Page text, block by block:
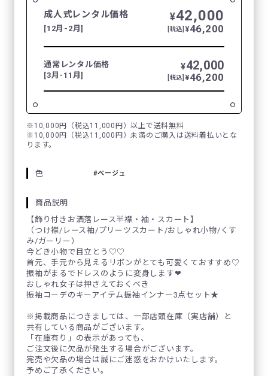
成人式レンタル価格
[12月-2月]
¥42,000
[税込] ¥46,200
通常レンタル価格
[3月-11月]
¥42,000
[税込] ¥46,200
※10,000円（税込11,000円）以上で送料無料
※10,000円（税込11,000円）未満のご購入は送料着払いとな
ります。
色 ベージュ
商品説明
【飾り付きお洒落レース半襟・袖・スカート】
（つけ襟/レース袖/プリーツスカート/おしゃれ小物/くす
み/ガーリー）
今どき小物で目立とう♡♡
首元、手元から見えるリボンがとても可愛くておすすめ♡
振袖がまるでドレスのように変身します❤
おしゃれ女子は押さえておくべき
振袖コーデのキーアイテム振袖インナー3点セット★
※掲載商品につきましては、一部店頭在庫（実店舗）と
共有している商品がございます。
「在庫有り」の表示があっても、
ご注文後に欠品が発生する場合がございます。
完売や欠品の場合は誠にご迷惑をおかけいたします。
予めご了承ください。